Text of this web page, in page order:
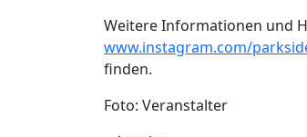
Weitere Informationen und
www.instagram.com/
finden.
Foto: Veranstalter